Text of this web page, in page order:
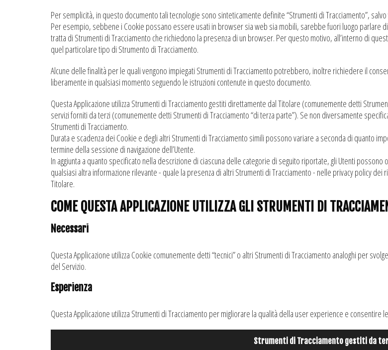
Per semplicità, in questo documento tali tecnologie sono sinteticamente definite “Strumenti di Tracciamento”,
Per esempio, sebbene i Cookie possano essere usati in browser sia web sia mobili, sarebbe fuori luogo parlare
tratta di Strumenti di Tracciamento che richiedono la presenza di un browser. Per questo motivo, all’interno di
quel particolare tipo di Strumento di Tracciamento.
Alcune delle finalità per le quali vengono impiegati Strumenti di Tracciamento potrebbero, inoltre richiedere il
liberamente in qualsiasi momento seguendo le istruzioni contenute in questo documento.
Questa Applicazione utilizza Strumenti di Tracciamento gestiti direttamente dal Titolare (comunemente detti
servizi forniti da terzi (comunemente detti Strumenti di Tracciamento “di terza parte”). Se non diversamente
Strumenti di Tracciamento.
Durata e scadenza dei Cookie e degli altri Strumenti di Tracciamento simili possono variare a seconda di quanto
termine della sessione di navigazione dell’Utente.
In aggiunta a quanto specificato nella descrizione di ciascuna delle categorie di seguito riportate, gli Utenti
qualsiasi altra informazione rilevante - quale la presenza di altri Strumenti di Tracciamento - nelle privacy policy
Titolare.
COME QUESTA APPLICAZIONE UTILIZZA GLI STRUMENTI DI
Necessari
Questa Applicazione utilizza Cookie comunemente detti “tecnici” o altri Strumenti di Tracciamento analoghi per
del Servizio.
Esperienza
Questa Applicazione utilizza Strumenti di Tracciamento per migliorare la qualità della user experience e
Strumenti di Tracciamento gestiti da